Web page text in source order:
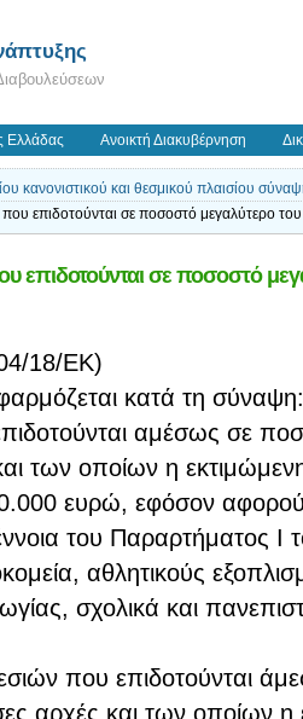
Ελλάδας Ανοικτή Διακυβέρνηση
κανονιστικού και θεσμικού πλαισίου
επιδοτούνται σε ποσοστό μεγαλύτερο
επιδοτούνται σε ποσοστό
18/ΕΚ)
κατά τη σύναψη:
αμέσως σε
των οποίων η
ευρώ, εφόσον
του Παραρτήματος
αθλητικούς
σχολικά και
που επιδοτούνται
αρχές και των οποίων